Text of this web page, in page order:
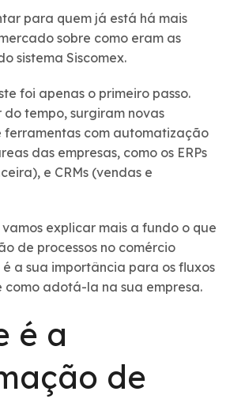
para quem já está há mais
sobre como eram as
sistema Siscomex.
foi apenas o primeiro passo.
do tempo, surgiram novas
ferramentas com automatização
das empresas, como os ERPs
e CRMs (vendas e
explicar mais a fundo o que
de processos no comércio
a sua importância para os fluxos
como adotá-la na sua empresa.
é a
de